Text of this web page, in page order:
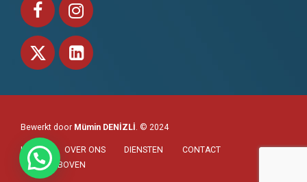
Bewerkt door Mümin DENİZLİ. © 2024
HOME OVER ONS DIENSTEN
CONTACT
NAAR BOVEN